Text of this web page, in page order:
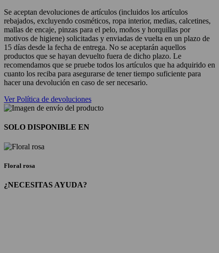
Se aceptan devoluciones de artículos (incluidos los artículos
rebajados, excluyendo cosméticos, ropa interior, medias, calcetines,
mallas de encaje, pinzas para el pelo, moños y horquillas por
motivos de higiene) solicitadas y enviadas de vuelta en un plazo de
15 días desde la fecha de entrega. No se aceptarán aquellos
productos que se hayan devuelto fuera de dicho plazo. Le
recomendamos que se pruebe todos los artículos que ha adquirido en
cuanto los reciba para asegurarse de tener tiempo suficiente para
hacer una devolución en caso de ser necesario.
Ver Política de devoluciones
SOLO DISPONIBLE EN
Floral rosa
¿NECESITAS AYUDA?